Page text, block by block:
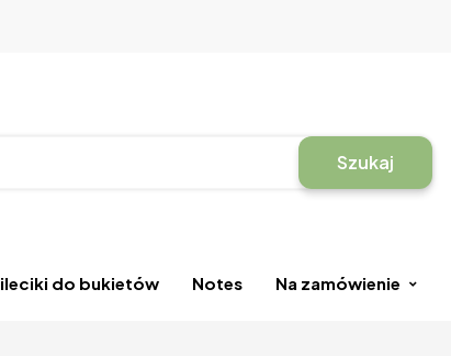
Szukaj
do bukietów Notes Na zamówienie